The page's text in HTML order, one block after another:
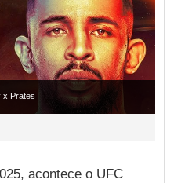
x Prates
acontece o UFC